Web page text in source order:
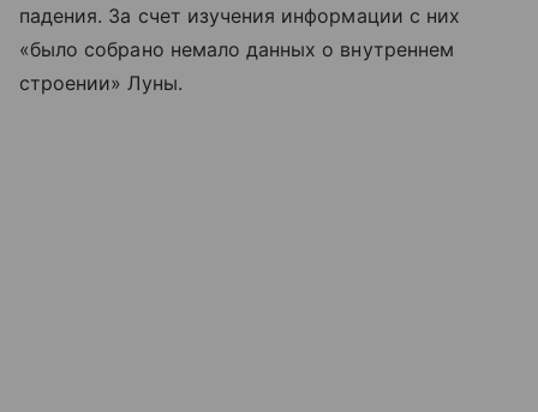
падения. За счет изучения информации с них
«было собрано немало данных о внутреннем
строении» Луны.